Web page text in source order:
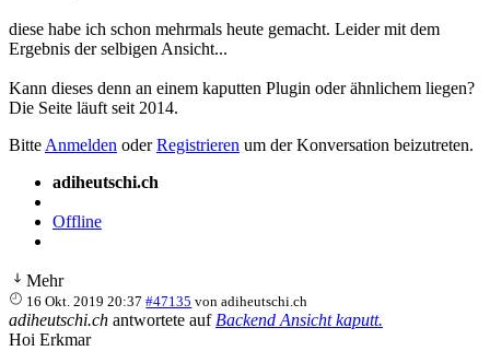
diese habe ich schon mehrmals heute gemacht. Leider mit dem
Ergebnis der selbigen Ansicht...
Kann dieses denn an einem kaputten Plugin oder ähnlichem liegen?
Die Seite läuft seit 2014.
Bitte Anmelden oderRegistrieren um der Konversation beizutreten.
adiheutschi.ch
Offline
Mehr
16 Okt. 2019 20:37 #47135 vonadiheutschi.ch
adiheutschi.ch antwortete auf Backend Ansicht kaputt.
Hoi Erkmar